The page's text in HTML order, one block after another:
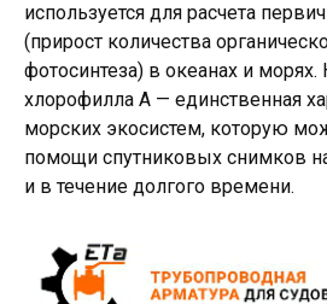
используется для расчета
(прирост количества
фотосинтеза) в океанах и
хлорофилла A — единственная
морских экосистем, которую
помощи спутниковых снимков
и в течение долгого времени.